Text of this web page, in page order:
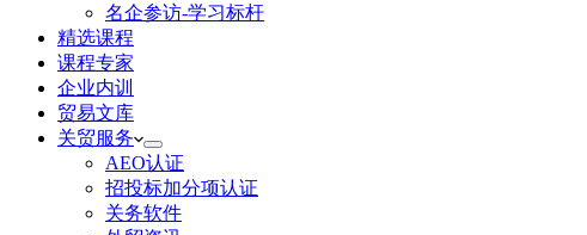
名企参访-学习标杆
精选课程
课程专家
企业内训
贸易文库
关贸服务
AEO认证
招投标加分项认证
关务软件